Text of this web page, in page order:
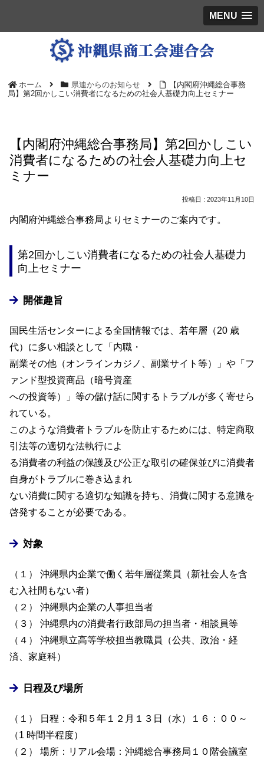
MENU
ホーム 県連からのお知らせ
【内閣府沖縄総合事務
局】第2回かしこい消費者になるための社会人基礎力向上セミナー
【内閣府沖縄総合事務局】第2回かしこい
消費者になるための社会人基礎力向上セ
ミナー
2023年11月10日
内閣府沖縄総合事務局よりセミナーのご案内です。
第2回かしこい消費者になるための社会人基礎力
向上セミナー
開催趣旨
国民生活センターによる全国情報では、若年層（20 歳
代）に多い相談として「内職・
副業その他（オンラインカジノ、副業サイト等）」や「フ
ァンド型投資商品（暗号資産
への投資等）」等の儲け話に関するトラブルが多く寄せら
れている。
このような消費者トラブルを防止するためには、特定商取
引法等の適切な法執行によ
る消費者の利益の保護及び公正な取引の確保並びに消費者
自身がトラブルに巻き込まれ
ない消費に関する適切な知識を持ち、消費に関する意識を
啓発することが必要である。
対象
（１） 沖縄県内企業で働く若年層従業員（新社会人を含
む入社間もない者）
（２） 沖縄県内企業の人事担当者
（３） 沖縄県内の消費者行政部局の担当者・相談員等
（４） 沖縄県立高等学校担当教職員（公共、政治・経
済、家庭科）
日程及び場所
（１） 日程：令和５年１２月１３日（水）１６：００～
（1 時間半程度）
（２） 場所：リアル会場：沖縄総合事務局１０階会議室